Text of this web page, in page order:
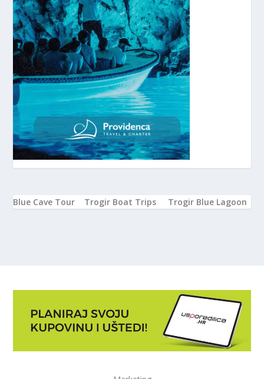
Blue Cave Tour Trogir Boat Trips Trogir Blue Lagoon